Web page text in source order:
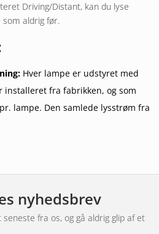
Driving/Distant, kan du lyse
aldrig før.
Hver lampe er udstyret med
installeret fra fabrikken, og som
lampe. Den samlede lysstrøm fra
og rækkevidde.
med en aluminiumsreflektor i
der sikrer både
lysfordeling.
nyhedsbrev
fra os, og gå aldrig glip af et